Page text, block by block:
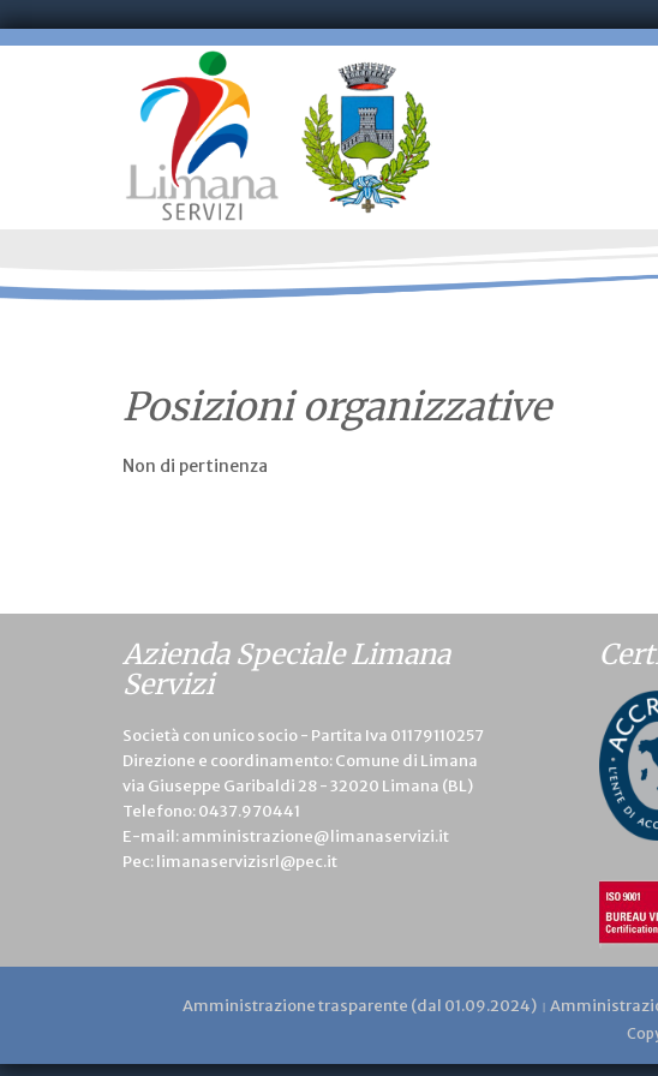
Posizioni organizzative
Non di pertinenza
Azienda Speciale Limana
Servizi
Società con unico socio - Partita Iva 01179110257
Direzione e coordinamento: Comune di Limana
via Giuseppe Garibaldi 28 - 32020 Limana (BL)
Telefono:0437.970441
E-mail:amministrazione@limanaservizi.it
Pec:limanaservizisrl@pec.it
Amministrazione trasparente (dal 01.09.2024)